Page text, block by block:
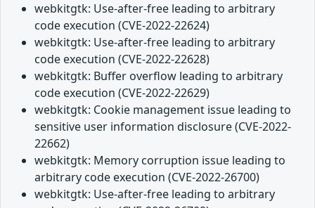
webkitgtk: Use-after-free leading to arbitrary
code execution (CVE-2022-22624)
webkitgtk: Use-after-free leading to arbitrary
code execution (CVE-2022-22628)
webkitgtk: Buffer overflow leading to arbitrary
code execution (CVE-2022-22629)
webkitgtk: Cookie management issue leading to
sensitive user information disclosure (CVE-2022-
22662)
webkitgtk: Memory corruption issue leading to
arbitrary code execution (CVE-2022-26700)
webkitgtk: Use-after-free leading to arbitrary